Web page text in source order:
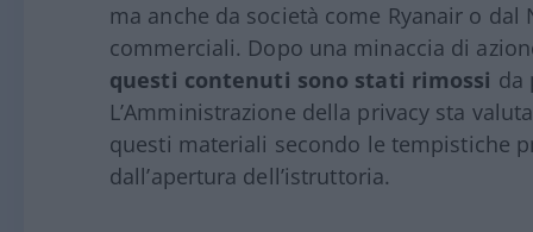
ma anche da società come Ryanair o
commerciali. Dopo una minaccia di
questi contenuti sono stati rimossi da
L’Amministrazione della privacy sta
questi materiali secondo le tempistiche
dall’apertura dell’istruttoria.